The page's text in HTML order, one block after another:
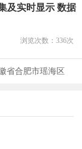
及实时显示 数据
浏览次数： 336次
省合肥市瑶海区